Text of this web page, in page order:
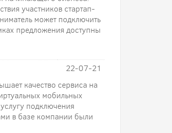
участников стартап-
может подключить
предложения доступны
22-07-21
качество сервиса на
мобильных
подключения
в базе компании были